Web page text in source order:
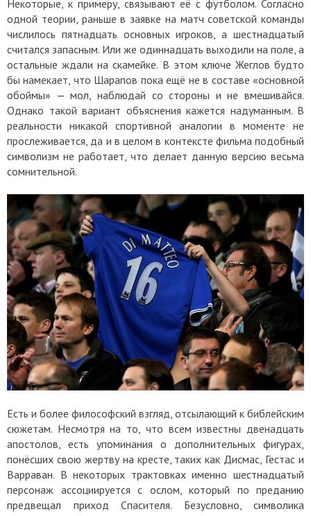
Некоторые, к примеру, связывают её с футболом. Согласно
одной теории, раньше в заявке на матч советской команды
числилось пятнадцать основных игроков, а шестнадцатый
считался запасным. Или же одиннадцать выходили на поле, а
остальные ждали на скамейке. В этом ключе Жеглов будто
бы намекает, что Шарапов пока ещё не в составе «основной
обоймы» — мол, наблюдай со стороны и не вмешивайся.
Однако такой вариант объяснения кажется надуманным. В
реальности никакой спортивной аналогии в моменте не
прослеживается, да и в целом в контексте фильма подобный
символизм не работает, что делает данную версию весьма
сомнительной.
Есть и более философский взгляд, отсылающий к библейским
сюжетам. Несмотря на то, что всем известны двенадцать
апостолов, есть упоминания о дополнительных фигурах,
понёсших свою жертву на кресте, таких как Дисмас, Гестас и
Варраван. В некоторых трактовках именно шестнадцатый
персонаж ассоциируется с ослом, который по преданию
предвещал приход Спасителя. Безусловно, символика